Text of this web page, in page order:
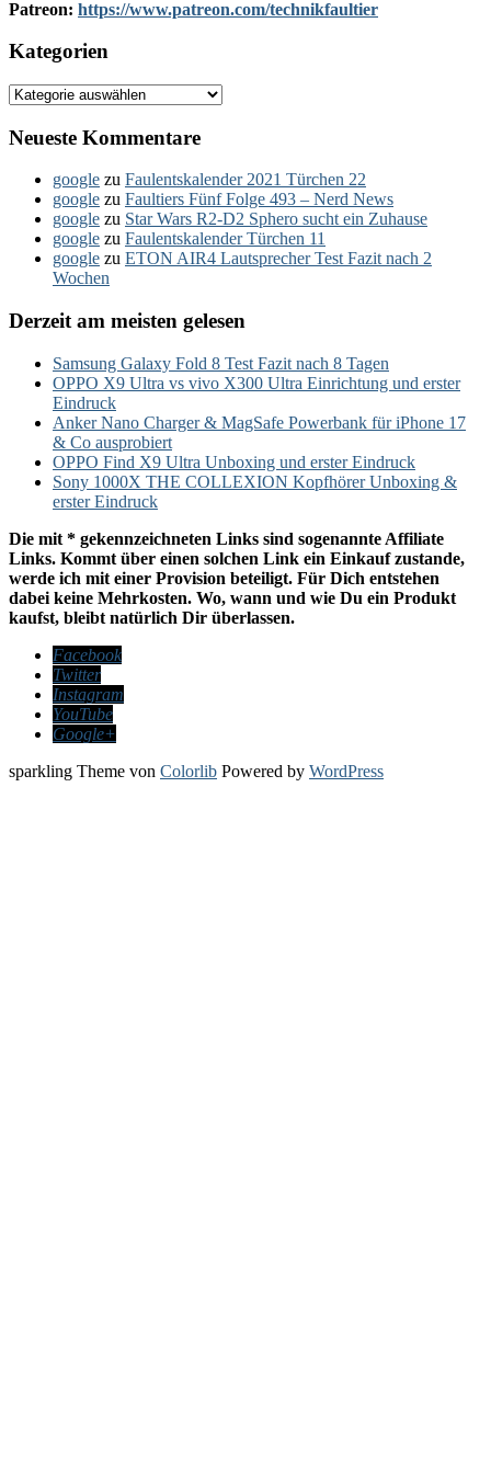
Patreon: https://www.patreon.com/technikfaultier
Kategorien
Kategorien
Neueste Kommentare
google zu Faulentskalender 2021 Türchen 22
google zu Faultiers Fünf Folge 493 – Nerd News
google zu Star Wars R2-D2 Sphero sucht ein Zuhause
google zu Faulentskalender Türchen 11
google zu ETON AIR4 Lautsprecher Test Fazit nach 2
Wochen
Derzeit am meisten gelesen
Samsung Galaxy Fold 8 Test Fazit nach 8 Tagen
OPPO X9 Ultra vs vivo X300 Ultra Einrichtung und erster
Eindruck
Anker Nano Charger & MagSafe Powerbank für iPhone 17
& Co ausprobiert
OPPO Find X9 Ultra Unboxing und erster Eindruck
Sony 1000X THE COLLEXION Kopfhörer Unboxing &
erster Eindruck
Die mit * gekennzeichneten Links sind sogenannte Affiliate
Links. Kommt über einen solchen Link ein Einkauf zustande,
werde ich mit einer Provision beteiligt. Für Dich entstehen
dabei keine Mehrkosten. Wo, wann und wie Du ein Produkt
kaufst, bleibt natürlich Dir überlassen.
Facebook
Twitter
Instagram
YouTube
Google+
sparkling Theme von Colorlib Powered by WordPress